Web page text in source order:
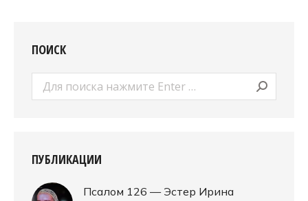
ПОИСК
Поиск:
ПУБЛИКАЦИИ
Псалом 126 — Эстер Ирина